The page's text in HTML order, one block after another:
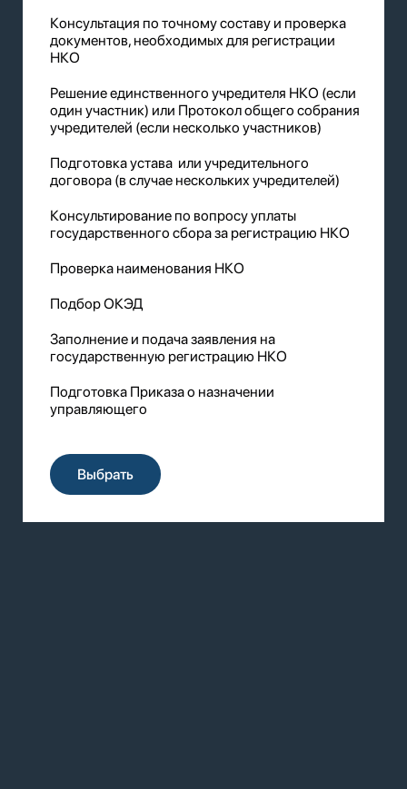
Консультация по точному составу и проверка
документов, необходимых для регистрации
НКО
Решение единственного учредителя НКО (если
один участник) или Протокол общего собрания
учредителей (если несколько участников)
Подготовка устава или учредительного
договора (в случае нескольких учредителей)
Консультирование по вопросу уплаты
государственного сбора за регистрацию НКО
Проверка наименования НКО
Подбор ОКЭД
Заполнение и подача заявления на
государственную регистрацию НКО
Подготовка Приказа о назначении
управляющего
Выбрать